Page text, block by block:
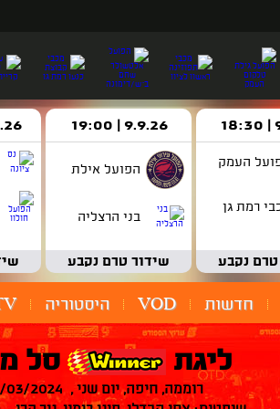
העמק
רמת גן
טרם נקבע
9.9.26 | 19:00
הפועל אילת
בני הרצליה
שידור טרם נקבע
חדשות VOD היסטוריה
ליגת סל
רוממה, חיפה, יום שני , 18/03/2024, 19:00